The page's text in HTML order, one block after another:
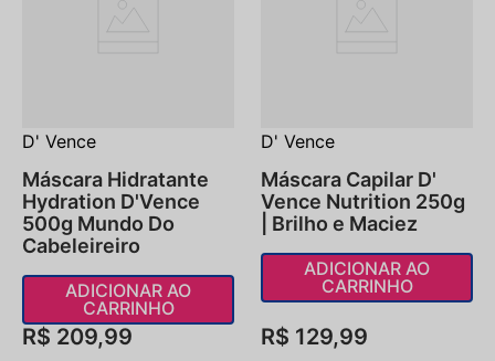
D' Vence
Máscara Hidratante
Hydration D'Vence
500g Mundo Do
Cabeleireiro
ADICIONAR AO
CARRINHO
R$ 209,99
D' Vence
Máscara Capilar D'
Vence Nutrition 250g
| Brilho e Maciez
ADICIONAR AO
CARRINHO
R$ 129,99